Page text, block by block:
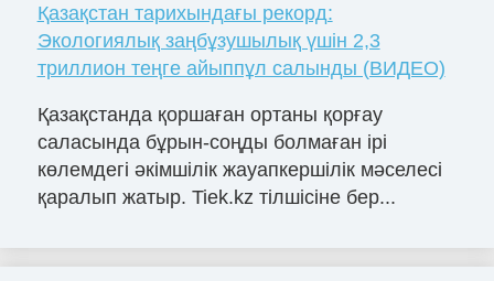
Қазақстан тарихындағы рекорд:
Экологиялық заңбұзушылық үшін 2,3
триллион теңге айыппұл салынды (ВИДЕО)
Қазақстанда қоршаған ортаны қорғау
саласында бұрын-соңды болмаған ірі
көлемдегі әкімшілік жауапкершілік мәселесі
қаралып жатыр. Tiek.kz тілшісіне бер...